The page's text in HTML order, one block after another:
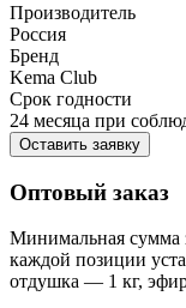
Производитель
Россия
Бренд
Kema Club
Срок годности
24 месяца при
Оставить заявку
Оптовый заказ
Минимальная сумма
каждой позиции
отдушка — 1 кг,